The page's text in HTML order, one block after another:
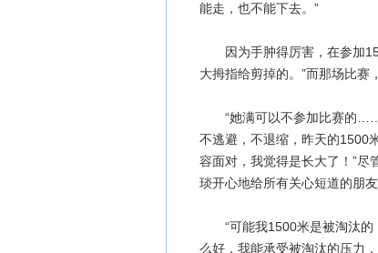
能走，也不能下去。”
因为手肿得厉害，在参加
大拇指给剪掉的。”而那场比赛
“她满可以不参加比赛的……
不逃避，不退缩，昨天的1500
容面对，我觉得是长大了！”
琰开心地给所有关心短道的朋
“可能我1500米是被淘汰的
么好，我能承受被淘汰的压力